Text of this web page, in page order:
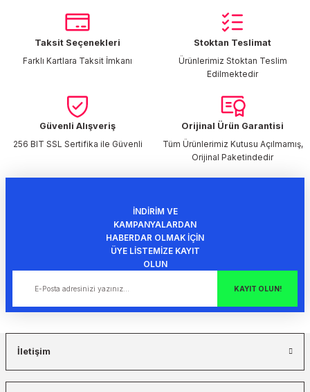
Görüş ve önerileriniz için teşekkür ederiz.
Ürün resmi kalitesiz, bozuk veya görüntülenemiyor.
Ürün açıklamasında eksik bilgiler bulunuyor.
Ürün fiyatı diğer sitelerden daha pahalı.
Bu ürüne benzer farklı alternatifler olmalı.
Gönder
Taksit Seçenekleri
Farklı Kartlara Taksit İmkanı
Stoktan Teslimat
Ürünlerimiz Stoktan Teslim
Edilmektedir
Güvenli Alışveriş
256 BIT SSL Sertifika ile Güvenli
Orijinal Ürün Garantisi
Tüm Ürünlerimiz Kutusu Açılmamış,
Orijinal Paketindedir
İNDİRİM VE
KAMPANYALARDAN
HABERDAR OLMAK İÇİN
ÜYE LİSTEMİZE KAYIT
OLUN
KAYIT OLUN!
İletişim